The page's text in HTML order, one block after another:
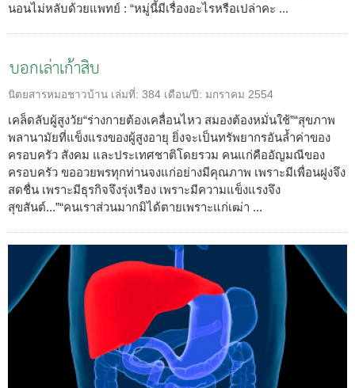
นอนไม่หลับด้วยแพทย์ : “หมู่นี้มีเรื่องอะไรหรือเปล่าคะ ...
บอกเล่าเก้าสิบ
นิตยสารหมอชาวบ้าน เล่มที่: 384 เดือน/ปี: มกราคม 2554
เคล็ดลับผู้สูงวัย“ร่างกายต้องเคลื่อนไหว สมองต้องหมั่นใช้”“สุขภาพ
พลานามัยที่แข็งแรงของผู้สูงอายุ ยิ่งจะเป็นทรัพยากรอันล้ำค่าของ
ครอบครัว สังคม และประเทศชาติโดยรวม คนแก่คืออัญมณีของ
ครอบครัว ขออวยพรทุกท่านจงแก่อย่างมีคุณภาพ เพราะมีเพื่อนฝูงจึง
สดชื่น เพราะมีธุรกิจจึงรุ่งเรือง เพราะมีความแข็งแรงจึง
สุขสันต์...”“คนเราส่วนมากมิได้ตายเพราะแก่เฒ่า ...